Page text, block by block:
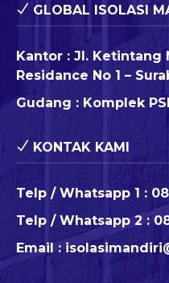
GLOBAL ISOLASI
Kantor : Jl. Ketintang
Residance No 1 –
Gudang : Komplek
KONTAK KAMI
Telp / Whatsapp 1 :
Telp / Whatsapp 2 :
Email :